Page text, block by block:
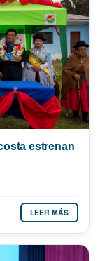
estrenan
LEER MÁS